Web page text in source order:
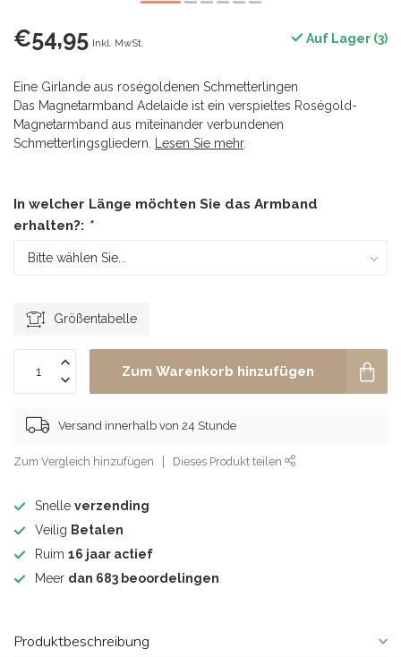
€54,95 Inkl. MwSt. Auf Lager (3)
Eine Girlande aus roségoldenen Schmetterlingen
Das Magnetarmband Adelaide ist ein verspieltes Roségold-
Magnetarmband aus miteinander verbundenen
Schmetterlingsgliedern.
Lesen Sie mehr.
In welcher Länge möchten Sie das Armband
erhalten?: *
Größentabelle
Zum Warenkorb hinzufügen
Versand innerhalb von 24 Stunde
Zum Vergleich hinzufügen Dieses Produkt teilen
Snelle verzending
Veilig Betalen
Ruim 16 jaar actief
Meer dan 683 beoordelingen
Produktbeschreibung